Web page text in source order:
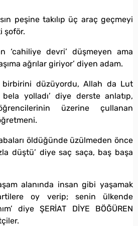
peşine takılıp üç araç geçmeyi
şoför.
‘cahiliye devri’ düşmeyen ama
ağrılar giriyor’ diyen adam.
birbirini düzüyordu, Allah da Lut
yolladı’ diye derste anlatıp,
üzerine çullanan
öldüğünde üzülmeden önce
düştü’ diye saç saça, baş başa
alanında insan gibi yaşamak
oy verip; senin ülkende
diye ŞERİAT DİYE BÖĞÜREN